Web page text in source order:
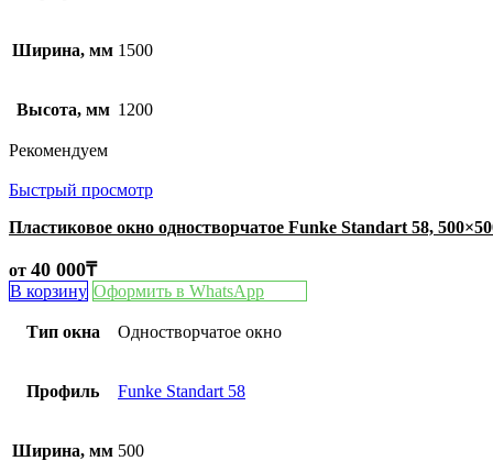
Ширина, мм 1500
Высота, мм 1200
Рекомендуем
Быстрый просмотр
Пластиковое окно одностворчатое Funke Standart 58,
от 40 000₸
В корзину Оформить в WhatsApp
Тип окна Одностворчатое окно
Профиль Funke Standart 58
Ширина, мм 500